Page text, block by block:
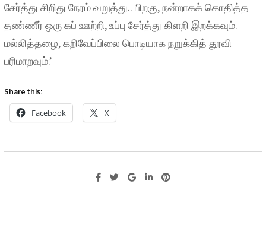
சேர்த்து சிறிது நேரம் வறுத்து.. பிறகு, நன்றாகக் கொதித்த
தண்ணீர் ஒரு கப் ஊற்றி, உப்பு சேர்த்து கிளறி இறக்கவும்.
மல்லித்தழை, கறிவேப்பிலை பொடியாக நறுக்கித் தூவி
பரிமாறவும்.’
Share this:
Facebook X